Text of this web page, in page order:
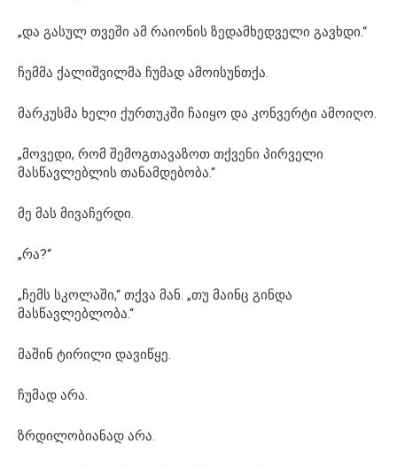
„და გასულ თვეში ამ რაიონის ზედამხედველი გავხდი.“
ჩემმა ქალიშვილმა ჩუმად ამოისუნთქა.
მარკუსმა ხელი ქურთუკში ჩაიყო და კონვერტი ამოიღო.
„მოვედი, რომ შემოგთავაზოთ თქვენი პირველი
მასწავლებლის თანამდებობა.“
მე მას მივაჩერდი.
„რა?“
„ჩემს სკოლაში,“ თქვა მან. „თუ მაინც გინდა
მასწავლებლობა.“
მაშინ ტირილი დავიწყე.
ჩუმად არა.
ზრდილობიანად არა.